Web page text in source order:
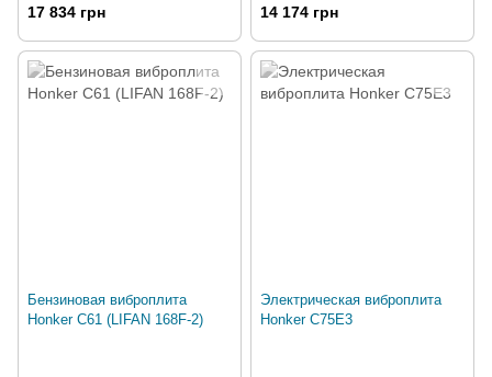
17 834 грн 14 174 грн
Бензиновая виброплита
Honker C61 (LIFAN 168F-2)
Электрическая виброплита
Honker C75E3